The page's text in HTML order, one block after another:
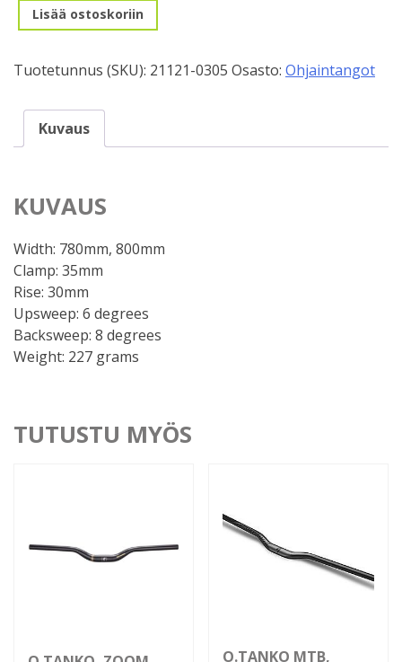
O.Tanko
MTB,
Roval
Carbon
35/800mm
Lisää ostoskoriin
Tuotetunnus (SKU): 21121-0305 Osasto: Ohjaintangot
Kuvaus
KUVAUS
Width: 780mm, 800mm
Clamp: 35mm
Rise: 30mm
Upsweep: 6 degrees
Backsweep: 8 degrees
Weight: 227 grams
TUTUSTU MYÖS
O.TANKO MTB,